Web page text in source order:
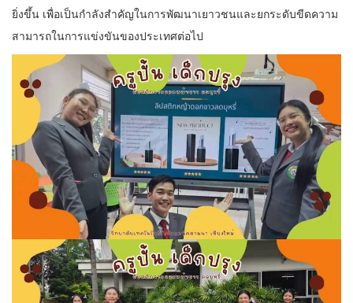
ยิ่งขึ้น เพื่อเป็นกำลังสำคัญในการพัฒนาเยาวชนและยกระดับขีดความ
สามารถในการแข่งขันของประเทศต่อไป